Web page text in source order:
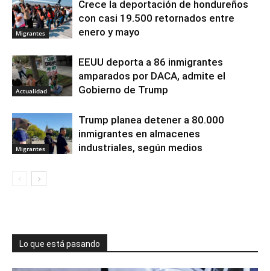
Migrantes
Crece la deportación de hondureños
con casi 19.500 retornados entre
enero y mayo
Actualidad
EEUU deporta a 86 inmigrantes
amparados por DACA, admite el
Gobierno de Trump
Migrantes
Trump planea detener a 80.000
inmigrantes en almacenes
industriales, según medios
Lo que está pasando